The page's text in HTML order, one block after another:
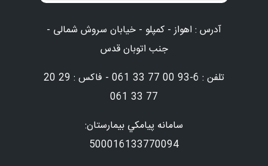
آدرس : اهواز - کمپلو - خیابان سروش شمالی -
جنب اتوبان قدس
تلفن : 6-93 00 77 33 061 - فاکس : 29 20
77 33 061
سامانه پيامكي بيمارستان:
500016133770094